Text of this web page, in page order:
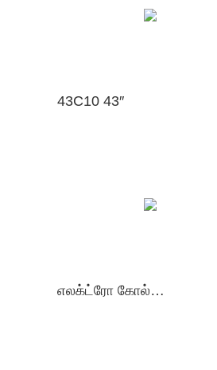
43C10 43″
எலக்ட்ரோ கோல்போஸ்கோப்